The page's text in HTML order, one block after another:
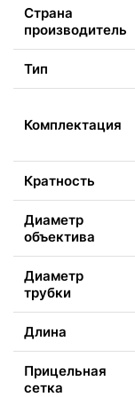
Страна
производитель
Тип
Комплектация
Кратность
Диаметр
объектива
Диаметр
трубки
Длина
Прицельная
сетка